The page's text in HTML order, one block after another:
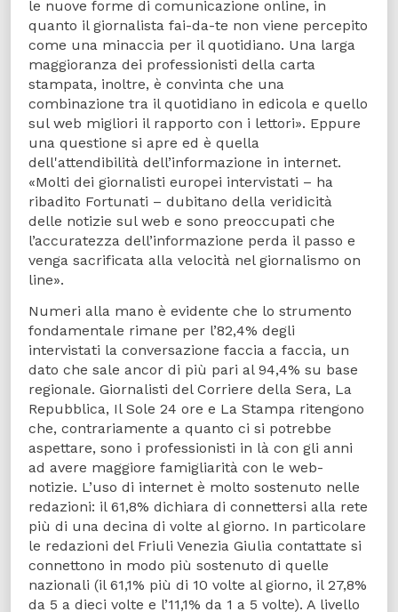
le nuove forme di comunicazione online, in
quanto il giornalista fai-da-te non viene percepito
come una minaccia per il quotidiano. Una larga
maggioranza dei professionisti della carta
stampata, inoltre, è convinta che una
combinazione tra il quotidiano in edicola e quello
sul web migliori il rapporto con i lettori». Eppure
una questione si apre ed è quella
dell'attendibilità dell’informazione in internet.
«Molti dei giornalisti europei intervistati – ha
ribadito Fortunati – dubitano della veridicità
delle notizie sul web e sono preoccupati che
l’accuratezza dell’informazione perda il passo e
venga sacrificata alla velocità nel giornalismo on
line».
Numeri alla mano è evidente che lo strumento
fondamentale rimane per l’82,4% degli
intervistati la conversazione faccia a faccia, un
dato che sale ancor di più pari al 94,4% su base
regionale. Giornalisti del Corriere della Sera, La
Repubblica, Il Sole 24 ore e La Stampa ritengono
che, contrariamente a quanto ci si potrebbe
aspettare, sono i professionisti in là con gli anni
ad avere maggiore famigliarità con le web-
notizie. L’uso di internet è molto sostenuto nelle
redazioni: il 61,8% dichiara di connettersi alla rete
più di una decina di volte al giorno. In particolare
le redazioni del Friuli Venezia Giulia contattate si
connettono in modo più sostenuto di quelle
nazionali (il 61,1% più di 10 volte al giorno, il 27,8%
da 5 a dieci volte e l’11,1% da 1 a 5 volte). A livello